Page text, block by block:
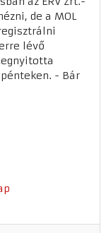
de a MOL
lévő
- Bár